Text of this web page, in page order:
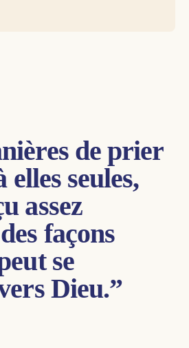
de prier
seules,
assez
façons
se
Dieu.”